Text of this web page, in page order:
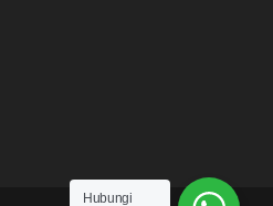
Hubungi